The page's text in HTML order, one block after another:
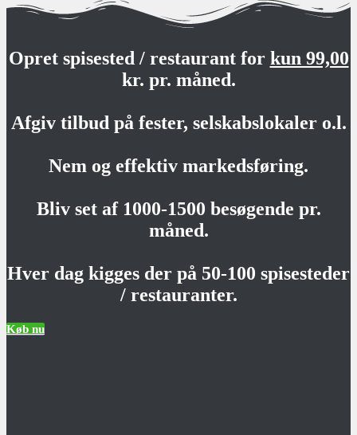
Opret spisested / restaurant for kun 99,00
kr. pr. måned.
Afgiv tilbud på fester, selskabslokaler o.l.
Nem og effektiv markedsføring.
Bliv set af 1000-1500 besøgende pr.
måned.
Hver dag kigges der på 50-100 spisesteder
/ restauranter.
Køb nu